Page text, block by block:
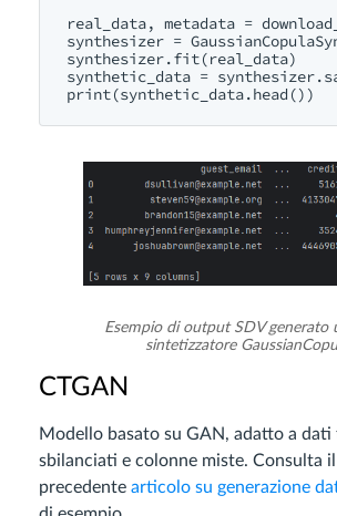
real_data, metadata =
synthesizer =
synthesizer.fit(real_data)
synthetic_data =
Esempio di output SDV generato
sintetizzatore
CTGAN
Modello basato su GAN, adatto a dati
sbilanciati e colonne miste. Consulta
precedente articolo su generazione